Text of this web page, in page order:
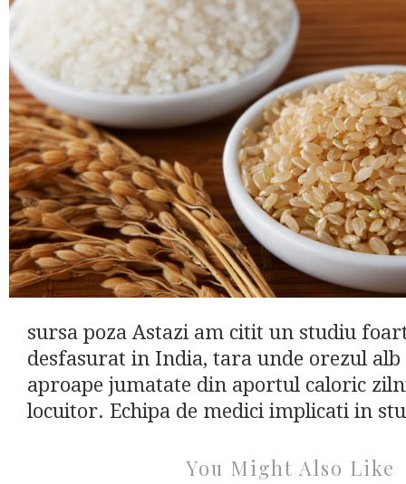
sursa poza Astazi am citit un studiu
desfasurat in India, tara unde orezul
aproape jumatate din aportul caloric
locuitor. Echipa de medici implicati in
You Might Also Like